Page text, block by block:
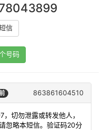
信
号码
863861604510
切勿泄露或转发他人，
忽略本短信。验证码20分